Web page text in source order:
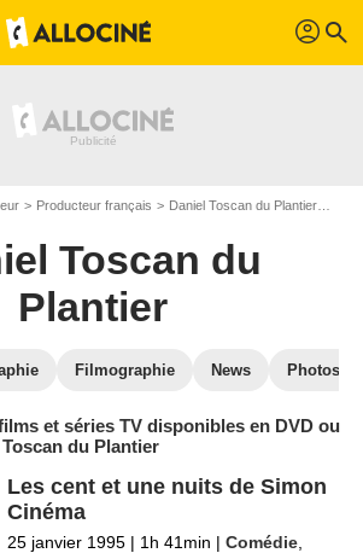
profil search
Producteur français Daniel Toscan du Plantier
Toscan du
Plantier
Filmographie News Photos
et séries TV disponibles en DVD ou
du Plantier
Les cent et une nuits de Simon
Cinéma
25 janvier 1995 | 1h 41min | Comédie